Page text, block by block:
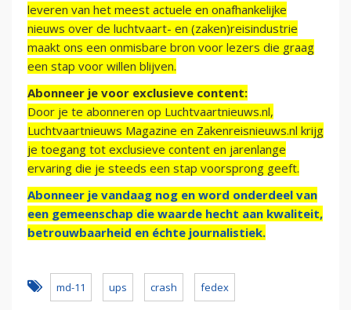
leveren van het meest actuele en onafhankelijke
nieuws over de luchtvaart- en (zaken)reisindustrie
maakt ons een onmisbare bron voor lezers die graag
een stap voor willen blijven.
Abonneer je voor exclusieve content:
Door je te abonneren op Luchtvaartnieuws.nl,
Luchtvaartnieuws Magazine en Zakenreisnieuws.nl krijg
je toegang tot exclusieve content en jarenlange
ervaring die je steeds een stap voorsprong geeft.
Abonneer je vandaag nog en word onderdeel van
een gemeenschap die waarde hecht aan kwaliteit,
betrouwbaarheid en échte journalistiek.
md-11 ups crash fedex